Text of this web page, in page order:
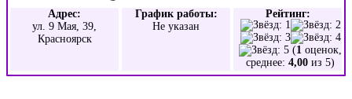
Адрес:
ул. 9 Мая, 39,
Красноярск
График работы:
Не указан
Рейтинг:
(1 оценок,
среднее: 4,00 из 5)